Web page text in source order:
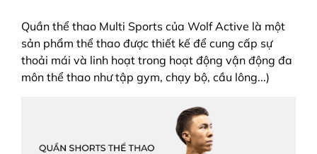
Quần thể thao Multi Sports của Wolf Active là một
sản phẩm thể thao được thiết kế để cung cấp sự
thoải mái và linh hoạt trong hoạt động vận động đa
môn thể thao như tập gym, chạy bộ, cầu lông...)